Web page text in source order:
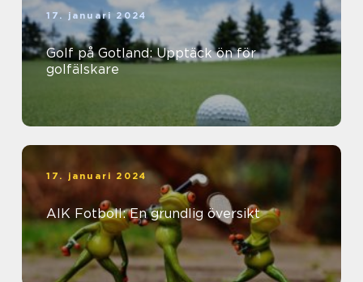
17. januari 2024
Golf på Gotland: Upptäck ön för
golfälskare
17. januari 2024
AIK Fotboll: En grundlig översikt